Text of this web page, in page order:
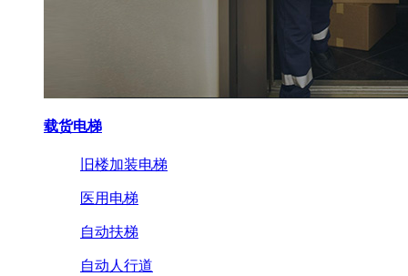
载货电梯
旧楼加装电梯
医用电梯
自动扶梯
自动人行道